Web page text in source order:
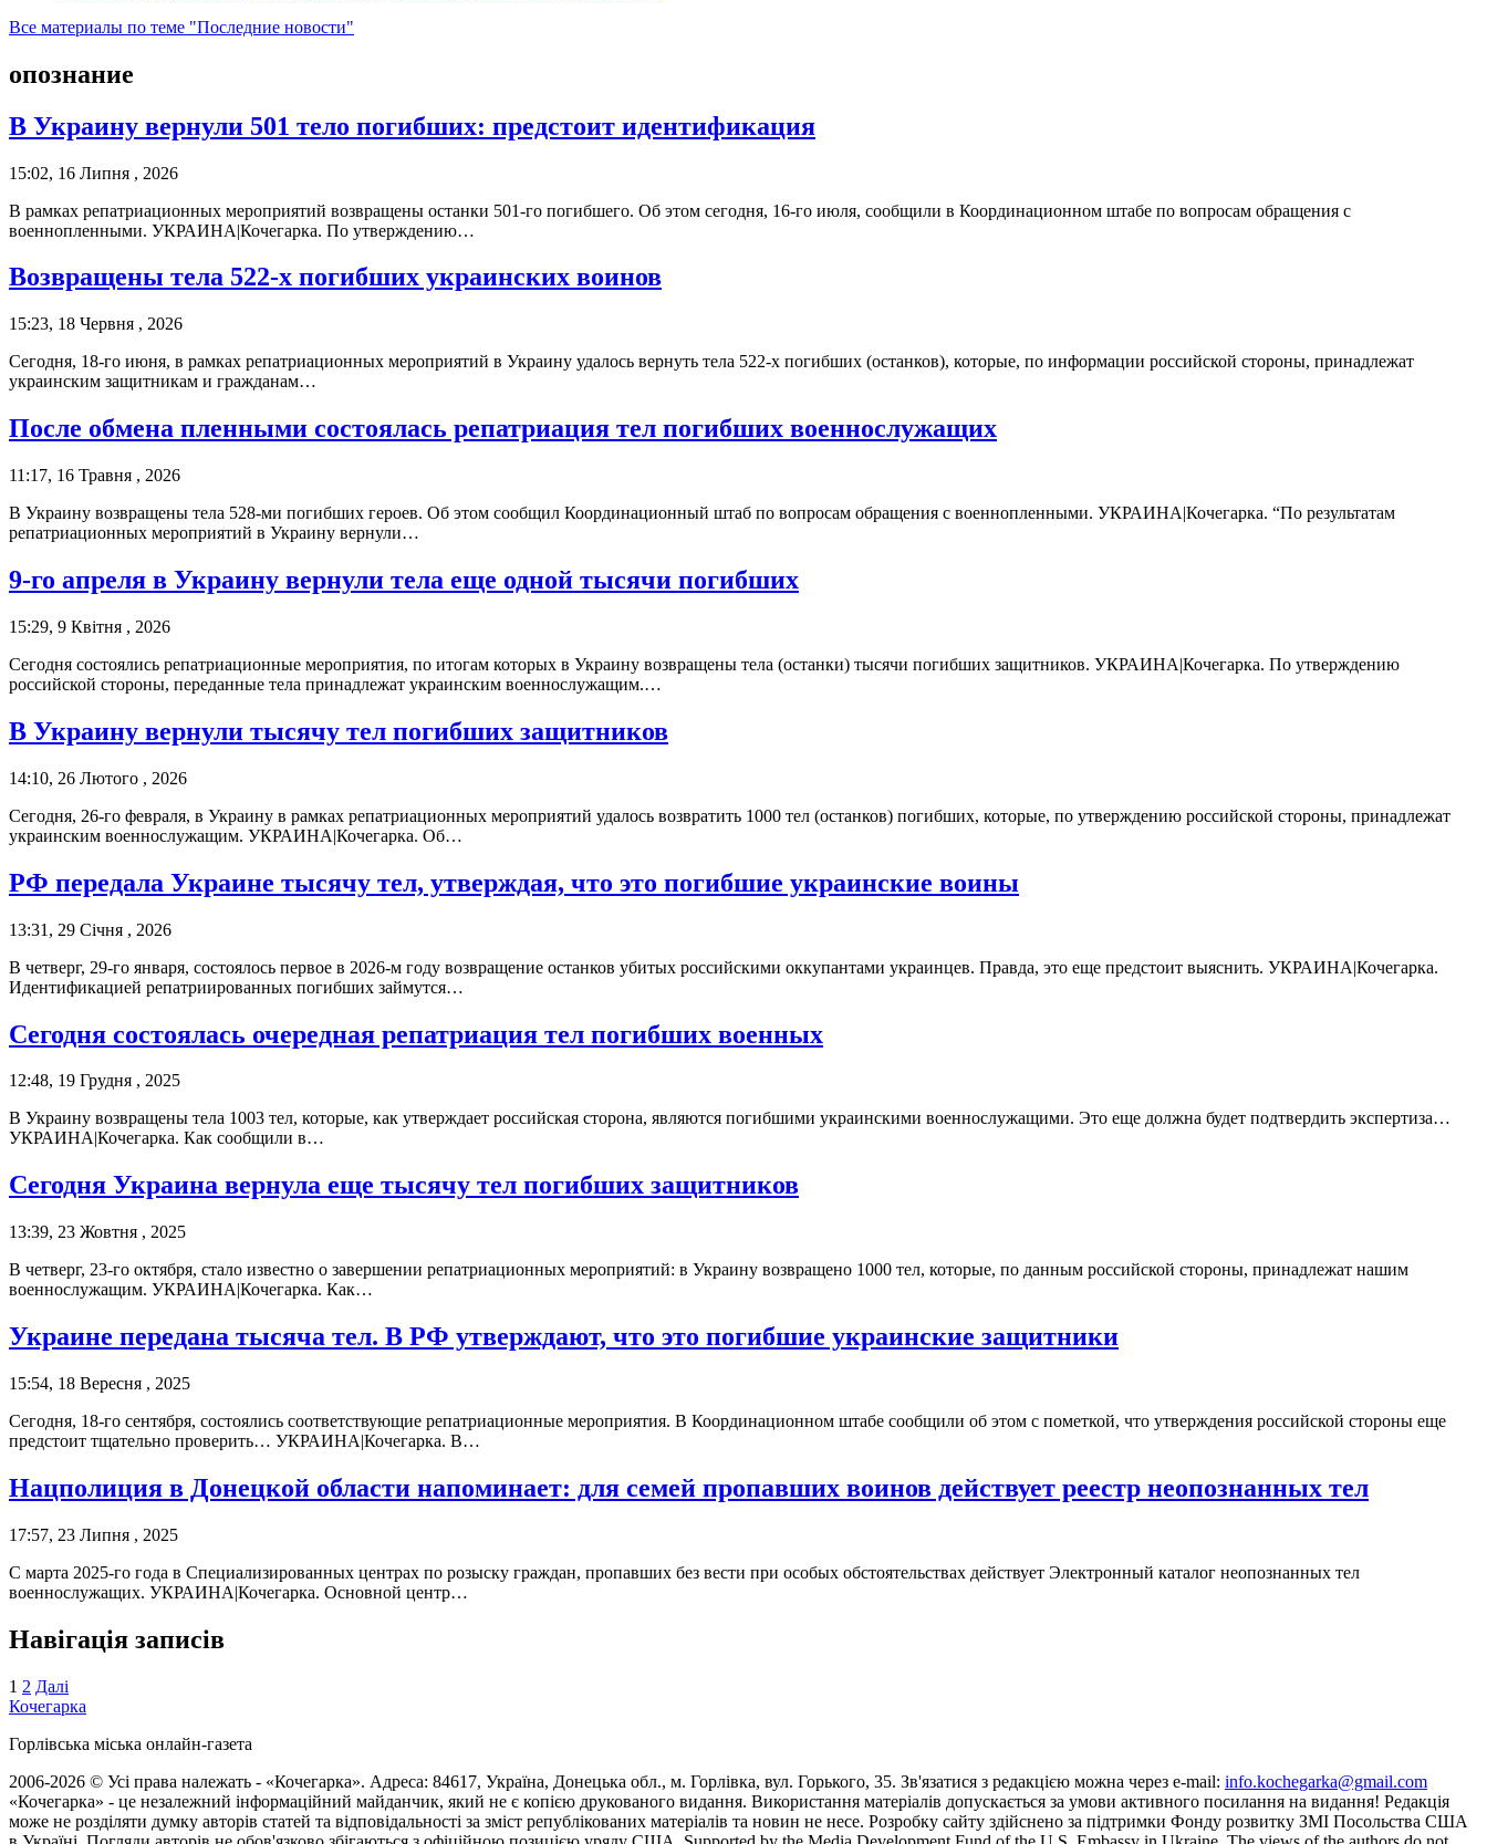
Все материалы по теме "Последние новости"
опознание
В Украину вернули 501 тело погибших: предстоит идентификация
15:02, 16 Липня , 2026
В рамках репатриационных мероприятий возвращены останки 501-го погибшего. Об этом сегодня, 16-го июля, сообщили в Координационном штабе по вопросам обращения с
военнопленными. УКРАИНА|Кочегарка. По утверждению…
Возвращены тела 522-х погибших украинских воинов
15:23, 18 Червня , 2026
Сегодня, 18-го июня, в рамках репатриационных мероприятий в Украину удалось вернуть тела 522-х погибших (останков), которые, по информации российской стороны, принадлежат
украинским защитникам и гражданам…
После обмена пленными состоялась репатриация тел погибших военнослужащих
11:17, 16 Травня , 2026
В Украину возвращены тела 528-ми погибших героев. Об этом сообщил Координационный штаб по вопросам обращения с военнопленными. УКРАИНА|Кочегарка. “По результатам
репатриационных мероприятий в Украину вернули…
9-го апреля в Украину вернули тела еще одной тысячи погибших
15:29, 9 Квітня , 2026
Сегодня состоялись репатриационные мероприятия, по итогам которых в Украину возвращены тела (останки) тысячи погибших защитников. УКРАИНА|Кочегарка. По утверждению
российской стороны, переданные тела принадлежат украинским военнослужащим.…
В Украину вернули тысячу тел погибших защитников
14:10, 26 Лютого , 2026
Сегодня, 26-го февраля, в Украину в рамках репатриационных мероприятий удалось возвратить 1000 тел (останков) погибших, которые, по утверждению российской стороны, принадлежат
украинским военнослужащим. УКРАИНА|Кочегарка. Об…
РФ передала Украине тысячу тел, утверждая, что это погибшие украинские воины
13:31, 29 Січня , 2026
В четверг, 29-го января, состоялось первое в 2026-м году возвращение останков убитых российскими оккупантами украинцев. Правда, это еще предстоит выяснить. УКРАИНА|Кочегарка.
Идентификацией репатриированных погибших займутся…
Сегодня состоялась очередная репатриация тел погибших военных
12:48, 19 Грудня , 2025
В Украину возвращены тела 1003 тел, которые, как утверждает российская сторона, являются погибшими украинскими военнослужащими. Это еще должна будет подтвердить экспертиза…
УКРАИНА|Кочегарка. Как сообщили в…
Сегодня Украина вернула еще тысячу тел погибших защитников
13:39, 23 Жовтня , 2025
В четверг, 23-го октября, стало известно о завершении репатриационных мероприятий: в Украину возвращено 1000 тел, которые, по данным российской стороны, принадлежат нашим
военнослужащим. УКРАИНА|Кочегарка. Как…
Украине передана тысяча тел. В РФ утверждают, что это погибшие украинские защитники
15:54, 18 Вересня , 2025
Сегодня, 18-го сентября, состоялись соответствующие репатриационные мероприятия. В Координационном штабе сообщили об этом с пометкой, что утверждения российской стороны еще
предстоит тщательно проверить… УКРАИНА|Кочегарка. В…
Нацполиция в Донецкой области напоминает: для семей пропавших воинов действует реестр неопознанных тел
17:57, 23 Липня , 2025
С марта 2025-го года в Специализированных центрах по розыску граждан, пропавших без вести при особых обстоятельствах действует Электронный каталог неопознанных тел
военнослужащих. УКРАИНА|Кочегарка. Основной центр…
Навігація записів
1 2 Далі
Кочегарка
Горлівська міська онлайн-газета
2006-2026 © Усі права належать - «Кочегарка». Адреса: 84617, Україна, Донецька обл., м. Горлівка, вул. Горького, 35. Зв'язатися з редакцією можна через e-mail: info.kochegarka@gmail.com
«Кочегарка» - це незалежний інформаційний майданчик, який не є копією друкованого видання. Використання матеріалів допускається за умови активного посилання на видання! Редакція
може не розділяти думку авторів статей та відповідальності за зміст републікованих матеріалів та новин не несе. Розробку сайту здійснено за підтримки Фонду розвитку ЗМІ Посольства США